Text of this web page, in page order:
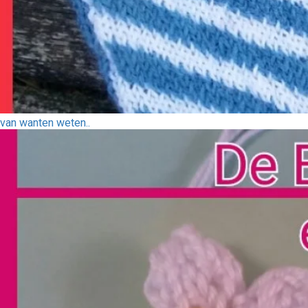
van wanten weten..